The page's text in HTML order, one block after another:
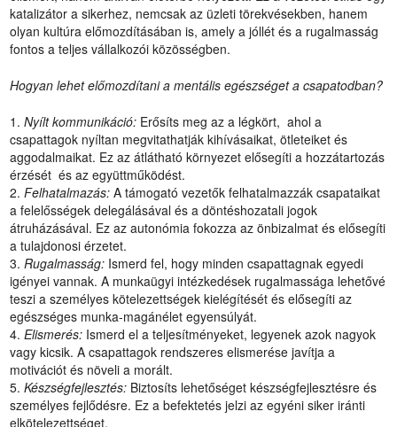
katalizátor a sikerhez, nemcsak az üzleti törekvésekben, hanem
olyan kultúra előmozdításában is, amely a jóllét és a rugalmasság
fontos a teljes vállalkozói közösségben.
Hogyan lehet előmozdítani a mentális egészséget a csapatodban?
Nyílt kommunikáció:Erősíts meg az a légkört, ahol a
csapattagok nyíltan megvitathatják kihívásaikat, ötleteiket és
aggodalmaikat. Ez az átlátható környezet elősegíti a hozzátartozás
érzését és az együttműködést.
Felhatalmazás: A támogató vezetők felhatalmazzák csapataikat
a felelősségek delegálásával és a döntéshozatali jogok
átruházásával. Ez az autonómia fokozza az önbizalmat és elősegíti
a tulajdonosi érzetet.
Rugalmasság: Ismerd fel, hogy minden csapattagnak egyedi
igényei vannak. A munkaügyi intézkedések rugalmassága lehetővé
teszi a személyes kötelezettségek kielégítését és elősegíti az
egészséges munka-magánélet egyensúlyát.
Elismerés: Ismerd el a teljesítményeket, legyenek azok nagyok
vagy kicsik. A csapattagok rendszeres elismerése javítja a
motivációt és növeli a morált.
Készségfejlesztés: Biztosíts lehetőséget készségfejlesztésre és
személyes fejlődésre. Ez a befektetés jelzi az egyéni siker iránti
elkötelezettséget.